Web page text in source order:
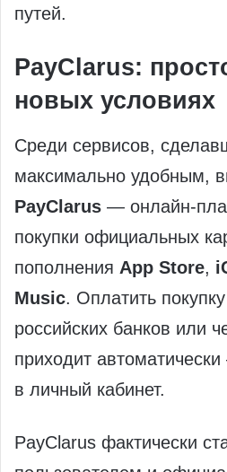
путей.
PayClarus:
новых условиях
Среди сервисов,
максимально удобным,
PayClarus — онлайн-
покупки официальных
пополнения App Store,
Music. Оплатить
российских банков или
приходит
в личный кабинет.
PayClarus фактически